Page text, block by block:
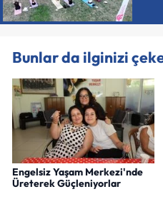
Bunlar da ilginizi
Engelsiz Yaşam Merkezi'nde
Üreterek Güçleniyorlar